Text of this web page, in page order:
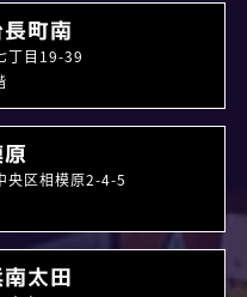
町南
丁目19-39
央区相模原2-4-5
太田